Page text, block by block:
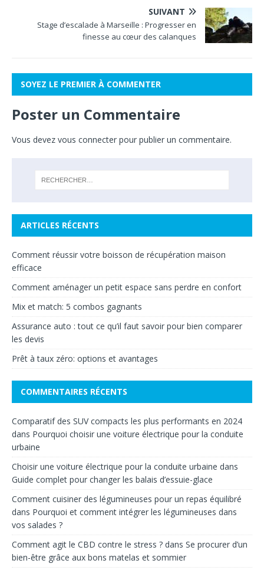
SUIVANT
Stage d’escalade à Marseille : Progresser en
finesse au cœur des calanques
SOYEZ LE PREMIER À COMMENTER
Poster un Commentaire
Vous devez vous connecter pour publier un commentaire.
ARTICLES RÉCENTS
Comment réussir votre boisson de récupération maison
efficace
Comment aménager un petit espace sans perdre en confort
Mix et match: 5 combos gagnants
Assurance auto : tout ce qu’il faut savoir pour bien comparer
les devis
Prêt à taux zéro: options et avantages
COMMENTAIRES RÉCENTS
Comparatif des SUV compacts les plus performants en 2024
dans Pourquoi choisir une voiture électrique pour la conduite
urbaine
Choisir une voiture électrique pour la conduite urbaine dans
Guide complet pour changer les balais d’essuie-glace
Comment cuisiner des légumineuses pour un repas équilibré
dans Pourquoi et comment intégrer les légumineuses dans
vos salades ?
Comment agit le CBD contre le stress ? dans Se procurer d’un
bien-être grâce aux bons matelas et sommier